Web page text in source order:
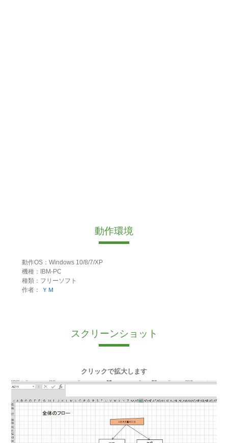
動作環境
動作OS：Windows 10/8/7/XP
機種：IBM-PC
種類：フリーソフト
作者：
ＹＭ
スクリーンショット
クリックで拡大します